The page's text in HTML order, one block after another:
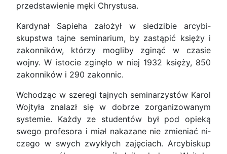
przedstawienie męki Chrystusa.
Kardynał Sapieha założył w siedzibie arcybi­
skupstwa tajne seminarium, by zastąpić księży i
zakonników, którzy mogliby zginąć w czasie
wojny. W istocie zginęło w niej 1932 księży, 850
zakonni­ków i 290 zakonnic.
Wchodząc w szeregi tajnych seminarzystów Karol
Wojtyła znalazł się w dobrze zorganizowa­nym
systemie. Każdy ze studentów był pod opieką
swego profesora i miał nakazane nie zmieniać ni­
czego w swych zwykłych zajęciach. Arcybiskup